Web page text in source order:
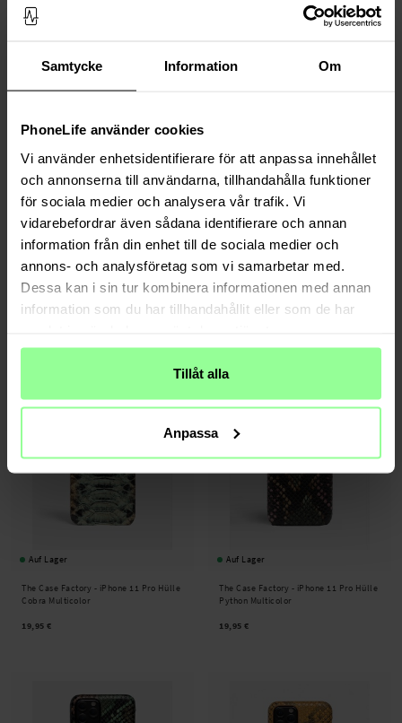
Samtycke Information Om
PhoneLife använder cookies
Vi använder enhetsidentifierare för att anpassa innehållet
och annonserna till användarna, tillhandahålla funktioner
för sociala medier och analysera vår trafik. Vi
vidarebefordrar även sådana identifierare och annan
information från din enhet till de sociala medier och
annons- och analysföretag som vi samarbetar med.
Dessa kan i sin tur kombinera informationen med annan
information som du har tillhandahållit eller som de har
Tillåt alla
Anpassa
Croco Taupe/Pink
Auf Lager
The Case Factory - iPhone 11 Pro Hülle
Python Beige/Brown
Auf Lager
The Case Factory -iPhone 11 Pro Hülle
Snake Powder
Auf Lager
The Case Factory - iPhone 11 Pro Hülle
Cobra Multicolor
19,95 €
Auf Lager
The Case Factory - iPhone 11 Pro Hülle
Python Multicolor
19,95 €